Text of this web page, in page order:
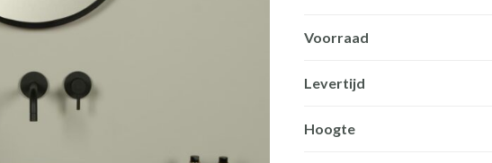
Voorraad
Levertijd
Hoogte